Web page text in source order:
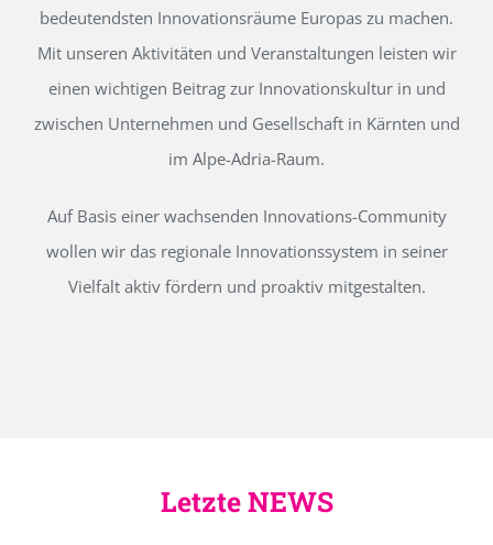
bedeutendsten Innovationsräume Europas zu machen.
Mit unseren Aktivitäten und Veranstaltungen leisten wir
einen wichtigen Beitrag zur Innovationskultur in und
zwischen Unternehmen und Gesellschaft in Kärnten und
im Alpe-Adria-Raum.
Auf Basis einer wachsenden Innovations-Community
wollen wir das regionale Innovationssystem in seiner
Vielfalt aktiv fördern und proaktiv mitgestalten.
Letzte NEWS